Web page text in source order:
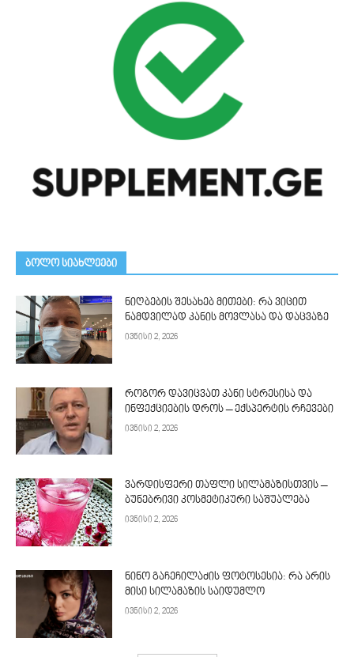
ᲑᲝᲚᲝ ᲡᲘᲐᲮᲚᲔᲔᲑᲘ
ნიღბების შესახებ მითები: რა ვიცით
ნამდვილად კანის მოვლასა და დაცვაზე
ივნისი 2, 2026
როგორ დავიცვათ კანი სტრესისა და
ინფექციების დროს – ექსპერტის რჩევები
ივნისი 2, 2026
ვარდისფერი თაფლი სილამაზისთვის –
ბუნებრივი კოსმეტიკური საშუალება
ივნისი 2, 2026
ნინო გაჩეჩილაძის ფოტოსესია: რა არის
მისი სილამაზის საიდუმლო
ივნისი 2, 2026